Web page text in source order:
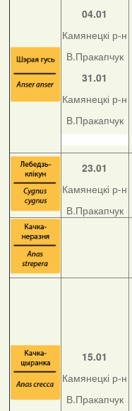
04.01
Камянецкі р-н
В.Пракапчук
31.01
Камянецкі р-н
В.Пракапчук
23.01
Камянецкі р-н
В.Пракапчук
15.01
Камянецкі р-н
В.Пракапчук